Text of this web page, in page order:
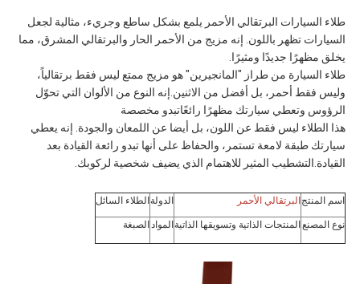
طلاء السيارات البرتقالي الأحمر يلمع بشكل ساطع وجريء، مثالية لجعل
السيارات تظهر باللون. إنه مزيج من الأحمر الحار والبرتقالي المشرق، مما
يخلق مظهرًا جديدًا ومثيرًا.
طلاء السيارة من طراز "المانجيرين" هو مزيج ممتع ليس فقط برتقالياً،
وليس فقط أحمر، بل أفضل من الاثنين.إنه النوع من الألوان التي تحوّل
الرؤوس وتعطي سيارتك مظهرًا رائعًاتبدو مخصصة
هذا الطلاء ليس فقط عن اللون، بل أيضا عن اللمعان والجودة. إنه يعطي
سيارتك طبقة لامعة تستمر، والحفاظ على أنها تبدو رائعة القيادة بعد
القيادة.التشطيب المثير للاهتمام الذي يضيف شخصية لركوبك.
اسم المنتج البرتقالي الأحمر الدولة الطلاء السائل
نوع المصنع المنتجات الذاتية وتسويقها الذاتية المواد الصبغة